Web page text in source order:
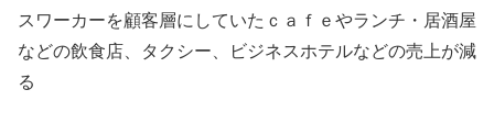
スワーカーを顧客層にしていたｃａｆｅやランチ・居酒屋
などの飲食店、タクシー、ビジネスホテルなどの売上が減
る